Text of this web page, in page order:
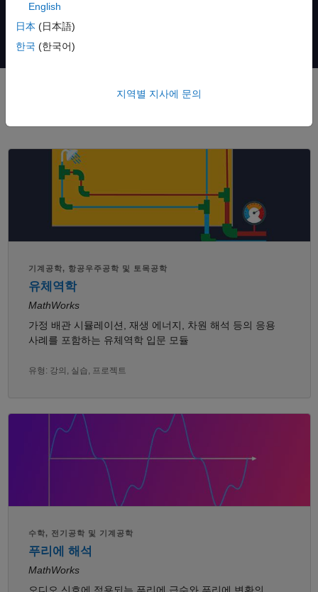
기계공학, 항공우주공학 및 토목공학
유체역학
MathWorks
가정 배관 시뮬레이션, 재생 에너지, 차원 해석 등의 응용
사례를 포함하는 유체역학 입문 모듈
유형: 강의, 실습, 프로젝트
수학, 전기공학 및 기계공학
푸리에 해석
MathWorks
English
日本 (日本語)
한국 (한국어)
지역별 지사에 문의